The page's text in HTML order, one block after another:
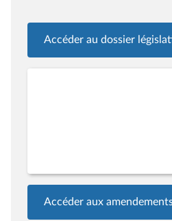
Accéder au dossier
Accéder aux